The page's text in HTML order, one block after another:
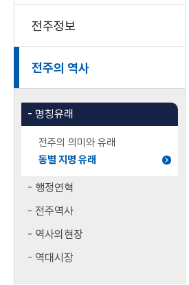
전주정보
전주의 역사
명칭유래
전주의 의미와 유래
동별 지명 유래
행정연혁
전주역사
역사의현장
역대시장